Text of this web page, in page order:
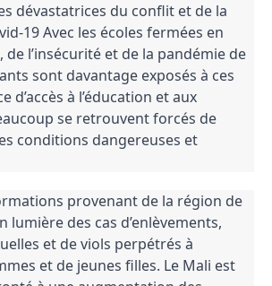
dévastatrices du conflit et de la
19 Avec les écoles fermées en
l’insécurité et de la pandémie de
sont davantage exposés à ces
d’accès à l’éducation et aux
se retrouvent forcés de
conditions dangereuses et
provenant de la région de
des cas d’enlèvements,
et de viols perpétrés à
et de jeunes filles. Le Mali est